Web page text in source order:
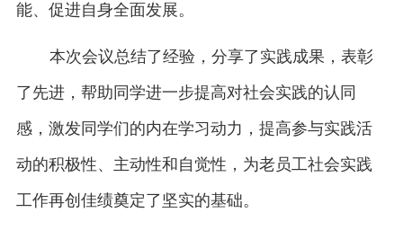
能、促进自身全面发展。
本次会议总结了经验，分享了实践成果，表彰
了先进，帮助同学进一步提高对社会实践的认同
感，激发同学们的内在学习动力，提高参与实践活
动的积极性、主动性和自觉性，为老员工社会实践
工作再创佳绩奠定了坚实的基础。